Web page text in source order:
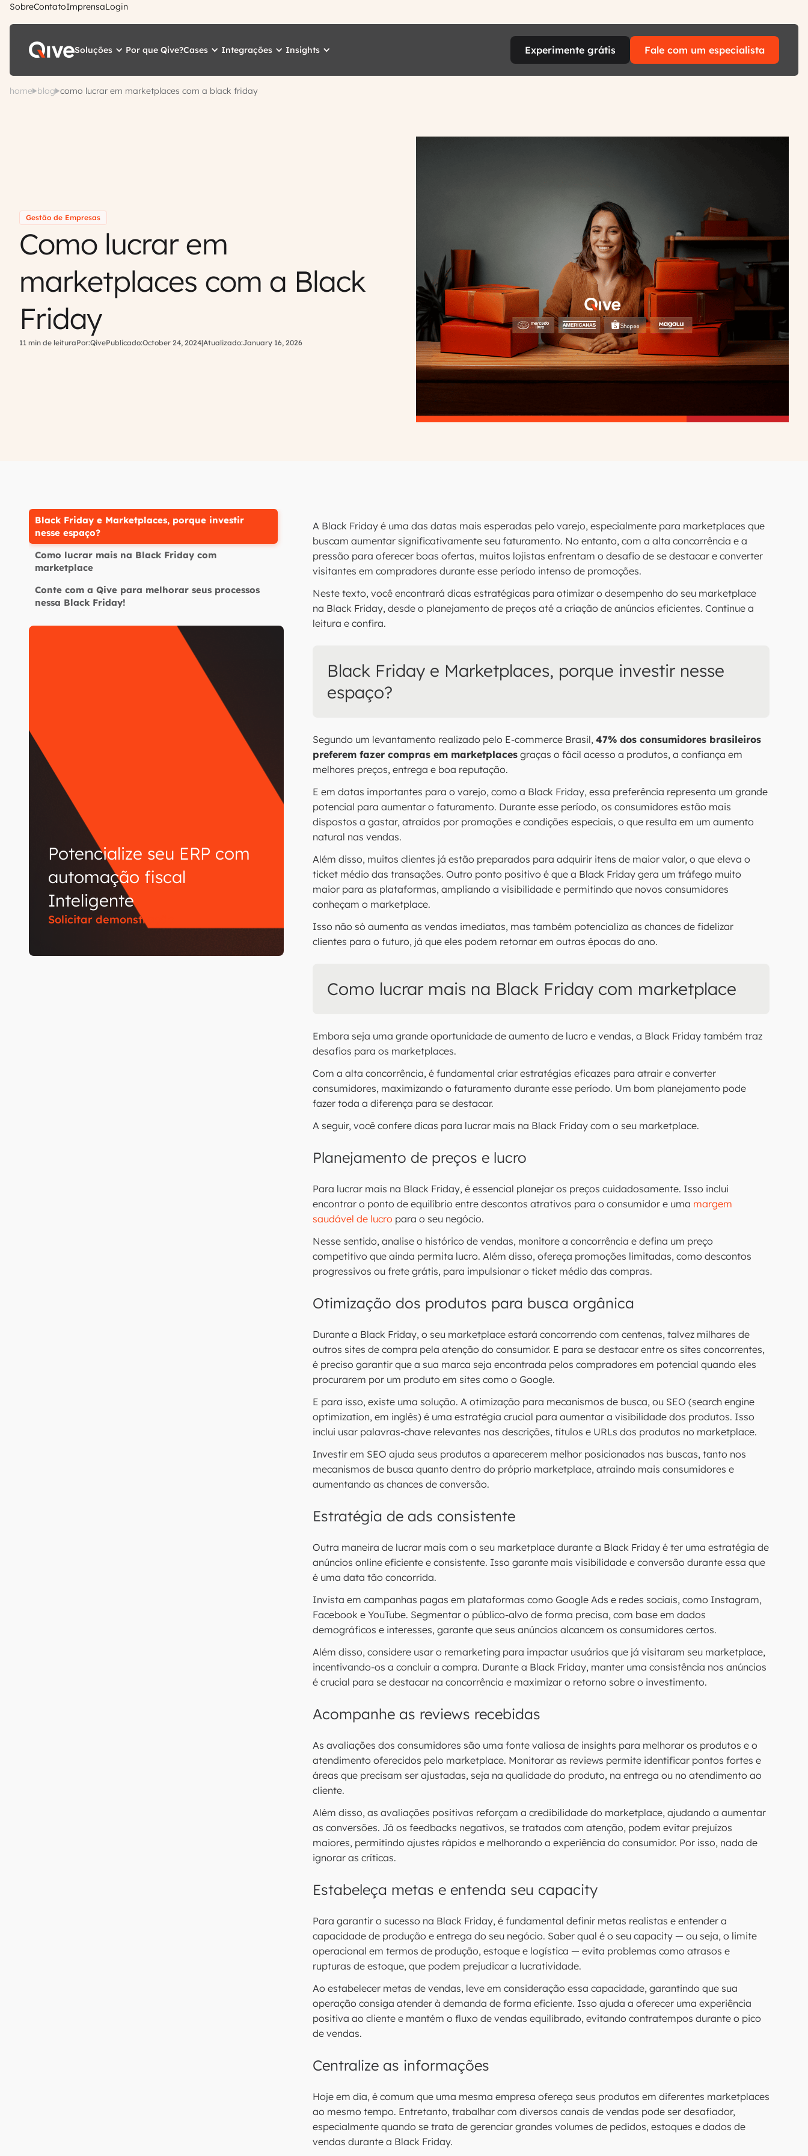
SobreContatoImprensaLogin
Soluções Por que Qive?Cases Integrações Insights Experimente grátis Fale com um especialista
home blog como lucrar em marketplaces com a black friday
Gestão de Empresas
Como lucrar em
marketplaces com a Black
Friday
11 min de leituraPor:QivePublicado:October 24, 2024|Atualizado:January 16, 2026
Black Friday e Marketplaces, porque investir
nesse espaço?
Como lucrar mais na Black Friday com
marketplace
Conte com a Qive para melhorar seus processos
nessa Black Friday!
Potencialize seu ERP com
automação fiscal
Inteligente
Solicitar demonstração
A Black Friday é uma das datas mais esperadas pelo varejo, especialmente para marketplaces que
buscam aumentar significativamente seu faturamento. No entanto, com a alta concorrência e a
pressão para oferecer boas ofertas, muitos lojistas enfrentam o desafio de se destacar e converter
visitantes em compradores durante esse período intenso de promoções.
Neste texto, você encontrará dicas estratégicas para otimizar o desempenho do seu marketplace
na Black Friday, desde o planejamento de preços até a criação de anúncios eficientes. Continue a
leitura e confira.
Black Friday e Marketplaces, porque investir nesse
espaço?
Segundo um levantamento realizado pelo E-commerce Brasil, 47% dos consumidores brasileiros
preferem fazer compras em marketplacesgraças o fácil acesso a produtos, a confiança em
melhores preços, entrega e boa reputação.
E em datas importantes para o varejo, como a Black Friday, essa preferência representa um grande
potencial para aumentar o faturamento. Durante esse período, os consumidores estão mais
dispostos a gastar, atraídos por promoções e condições especiais, o que resulta em um aumento
natural nas vendas.
Além disso, muitos clientes já estão preparados para adquirir itens de maior valor, o que eleva o
ticket médio das transações. Outro ponto positivo é que a Black Friday gera um tráfego muito
maior para as plataformas, ampliando a visibilidade e permitindo que novos consumidores
conheçam o marketplace.
Isso não só aumenta as vendas imediatas, mas também potencializa as chances de fidelizar
clientes para o futuro, já que eles podem retornar em outras épocas do ano.
Como lucrar mais na Black Friday com marketplace
Embora seja uma grande oportunidade de aumento de lucro e vendas, a Black Friday também traz
desafios para os marketplaces.
Com a alta concorrência, é fundamental criar estratégias eficazes para atrair e converter
consumidores, maximizando o faturamento durante esse período. Um bom planejamento pode
fazer toda a diferença para se destacar.
A seguir, você confere dicas para lucrar mais na Black Friday com o seu marketplace.
Planejamento de preços e lucro
Para lucrar mais na Black Friday, é essencial planejar os preços cuidadosamente. Isso inclui
encontrar o ponto de equilíbrio entre descontos atrativos para o consumidor e uma margem
saudável de lucro para o seu negócio.
Nesse sentido, analise o histórico de vendas, monitore a concorrência e defina um preço
competitivo que ainda permita lucro. Além disso, ofereça promoções limitadas, como descontos
progressivos ou frete grátis, para impulsionar o ticket médio das compras.
Otimização dos produtos para busca orgânica
Durante a Black Friday, o seu marketplace estará concorrendo com centenas, talvez milhares de
outros sites de compra pela atenção do consumidor. E para se destacar entre os sites concorrentes,
é preciso garantir que a sua marca seja encontrada pelos compradores em potencial quando eles
procurarem por um produto em sites como o Google.
E para isso, existe uma solução. A otimização para mecanismos de busca, ou SEO (search engine
optimization, em inglês) é uma estratégia crucial para aumentar a visibilidade dos produtos. Isso
inclui usar palavras-chave relevantes nas descrições, títulos e URLs dos produtos no marketplace.
Investir em SEO ajuda seus produtos a aparecerem melhor posicionados nas buscas, tanto nos
mecanismos de busca quanto dentro do próprio marketplace, atraindo mais consumidores e
aumentando as chances de conversão.
Estratégia de ads consistente
Outra maneira de lucrar mais com o seu marketplace durante a Black Friday é ter uma estratégia de
anúncios online eficiente e consistente. Isso garante mais visibilidade e conversão durante essa que
é uma data tão concorrida.
Invista em campanhas pagas em plataformas como Google Ads e redes sociais, como Instagram,
Facebook e YouTube. Segmentar o público-alvo de forma precisa, com base em dados
demográficos e interesses, garante que seus anúncios alcancem os consumidores certos.
Além disso, considere usar o remarketing para impactar usuários que já visitaram seu marketplace,
incentivando-os a concluir a compra. Durante a Black Friday, manter uma consistência nos anúncios
é crucial para se destacar na concorrência e maximizar o retorno sobre o investimento.
Acompanhe as reviews recebidas
As avaliações dos consumidores são uma fonte valiosa de insights para melhorar os produtos e o
atendimento oferecidos pelo marketplace. Monitorar as reviews permite identificar pontos fortes e
áreas que precisam ser ajustadas, seja na qualidade do produto, na entrega ou no atendimento ao
cliente.
Além disso, as avaliações positivas reforçam a credibilidade do marketplace, ajudando a aumentar
as conversões. Já os feedbacks negativos, se tratados com atenção, podem evitar prejuízos
maiores, permitindo ajustes rápidos e melhorando a experiência do consumidor. Por isso, nada de
ignorar as críticas.
Estabeleça metas e entenda seu capacity
Para garantir o sucesso na Black Friday, é fundamental definir metas realistas e entender a
capacidade de produção e entrega do seu negócio. Saber qual é o seu capacity — ou seja, o limite
operacional em termos de produção, estoque e logística — evita problemas como atrasos e
rupturas de estoque, que podem prejudicar a lucratividade.
Ao estabelecer metas de vendas, leve em consideração essa capacidade, garantindo que sua
operação consiga atender à demanda de forma eficiente. Isso ajuda a oferecer uma experiência
positiva ao cliente e mantém o fluxo de vendas equilibrado, evitando contratempos durante o pico
de vendas.
Centralize as informações
Hoje em dia, é comum que uma mesma empresa ofereça seus produtos em diferentes marketplaces
ao mesmo tempo. Entretanto, trabalhar com diversos canais de vendas pode ser desafiador,
especialmente quando se trata de gerenciar grandes volumes de pedidos, estoques e dados de
vendas durante a Black Friday.